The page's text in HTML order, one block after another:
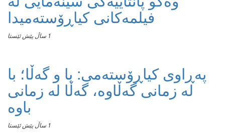
فیلمەکانی کیاڕۆستەمیدا
1 ساڵ پێش ئێستا
پەڕاوی کیاڕۆستەمی: با و گەڵا؛ با
لە زمانی گەڵاوە، گەڵا لە زمانی
باوە
1 ساڵ پێش ئێستا